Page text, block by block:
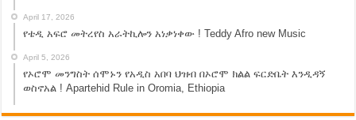
April 17, 2026
የቴዲ አፍሮ መትረየስ አራትኪሎን አነቃነቀው ! Teddy Afro new Music
April 5, 2026
የኦሮሞ መንግስት ሰሞኑን የአዲስ አበባ ህዝብ በኦሮሞ ክልል ፍርድቤት እንዲዳኝ
ወስኖአል ! Apartehid Rule in Oromia, Ethiopia